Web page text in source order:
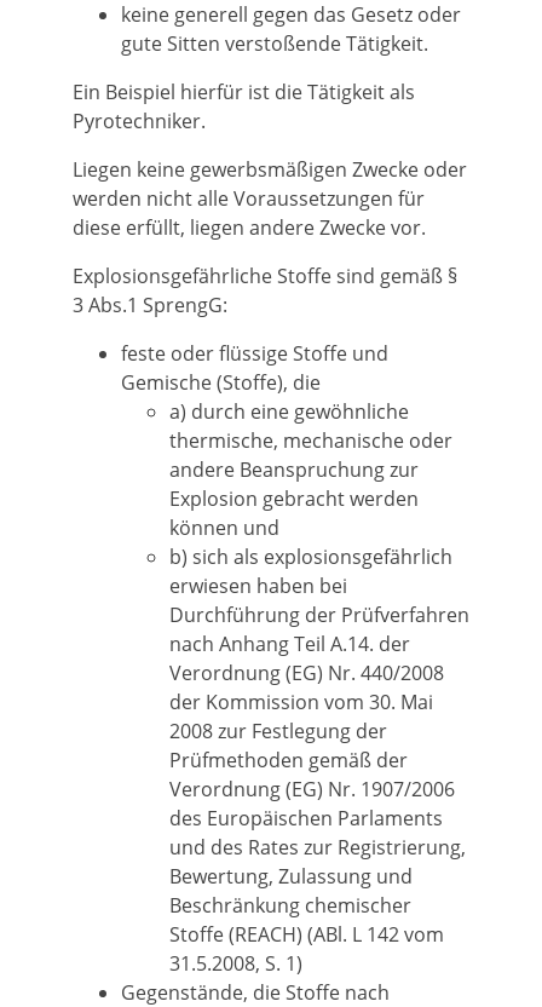
keine generell gegen das Gesetz oder
gute Sitten verstoßende Tätigkeit.
Ein Beispiel hierfür ist die Tätigkeit als
Pyrotechniker.
Liegen keine gewerbsmäßigen Zwecke oder
werden nicht alle Voraussetzungen für
diese erfüllt, liegen andere Zwecke vor.
Explosionsgefährliche Stoffe sind gemäß §
3 Abs.1 SprengG:
feste oder flüssige Stoffe und
Gemische (Stoffe), die
a) durch eine gewöhnliche
thermische, mechanische oder
andere Beanspruchung zur
Explosion gebracht werden
können und
b) sich als explosionsgefährlich
erwiesen haben bei
Durchführung der Prüfverfahren
nach Anhang Teil A.14. der
Verordnung (EG) Nr. 440/2008
der Kommission vom 30. Mai
2008 zur Festlegung der
Prüfmethoden gemäß der
Verordnung (EG) Nr. 1907/2006
des Europäischen Parlaments
und des Rates zur Registrierung,
Bewertung, Zulassung und
Beschränkung chemischer
Stoffe (REACH) (ABl. L 142 vom
31.5.2008, S. 1)
Gegenstände, die Stoffe nach